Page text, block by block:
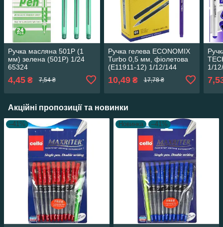
Ручка масляна 501P (1
мм) зелена (501P) 1/24
65324
4,45 ₴ 7,54 ₴
Ручка гелева ECONOMIX
Turbo 0,5 мм, фіолетова
(E11911-12) 1/12/144
10,49₴ 17,78 ₴
1/
Акційні пропозиції та новинки
–41% Новинка –41%